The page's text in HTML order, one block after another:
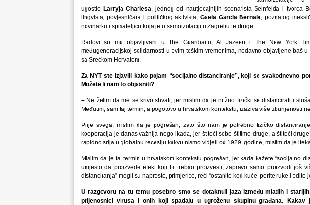
ugostio Larryja Charlesa, jednog od nautjecajnijih scenarista Seinfelda i tvorca
lingvista, povjesničara i političkog aktivista, Gaela Garcia Bernala, poznatog
novinarku i spisateljicu koja je u samoizolaciji u Zagrebu te druge.
Radovi su mu objavljivani u The Guardianu, Al Jazeeri i The New York
međugeneracijskoj solidarnosti u ovim teškim vremenima, nedavno objavljene baš
sa Srećkom Horvatom.
Za NYT ste izjavili kako pojam “socijalno distanciranje”, koji se svakodnevno
Možete li nam to objasniti?
– Ne želim da me se krivo shvati, jer mislim da je nužno fizički se distancirati i
Međutim, sam taj termin, a pogotovo u hrvatskom kontekstu, izaziva više zbunjenosti
Prije svega, mislim da je pogrešan, zato što nam je potrebno fizičko
kooperacija je danas važnija nego ikada, jer štiteći sebe štitimo druge, a štiteći
rapidno srlja u globalnu recesiju kakvu nismo vidjeli od 1929. godine, mislim da je
Mislim da je taj termin u hrvatskom kontekstu pogrešan, jer kada kažete “socijalno
umjesto da proizvede efekt koji bi trebao proizvesti, zapravo samo proizvodi još
distanciranja” mogli su naprosto, primjerice, reći “ostanite kod kuće, perite ruke i odite
U razgovoru na tu temu posebno smo se dotaknuli jaza između mladih i
prijenosnici virusa i onih koji spadaju u ugroženu skupinu građana. Kakav